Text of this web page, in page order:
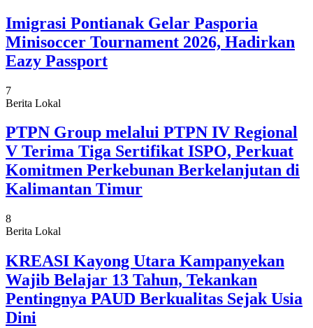
Imigrasi Pontianak Gelar Pasporia
Minisoccer Tournament 2026, Hadirkan
Eazy Passport
7
Berita Lokal
PTPN Group melalui PTPN IV Regional
V Terima Tiga Sertifikat ISPO, Perkuat
Komitmen Perkebunan Berkelanjutan di
Kalimantan Timur
8
Berita Lokal
KREASI Kayong Utara Kampanyekan
Wajib Belajar 13 Tahun, Tekankan
Pentingnya PAUD Berkualitas Sejak Usia
Dini